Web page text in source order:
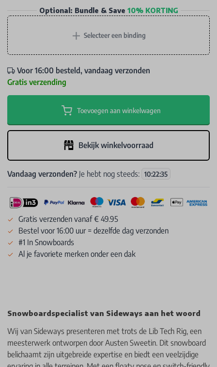
Optional: Bundle & Save 10% KORTING
+ Selecteer een binding
Voor 16:00 besteld, vandaag verzonden
Gratis verzending
Toevoegen aan winkelwagen
Bekijk winkelvoorraad
Vandaag verzonden? Je hebt nog steeds: 10:22:35
Gratis verzenden vanaf € 49.95
Bestel voor 16:00 uur = dezelfde dag verzonden
#1 In Snowboards
Al je favoriete merken onder een dak
Snowboardspecialist van Sideways aan het woord
Wij van Sideways presenteren met trots de Lib Tech Rig, een
meesterwerk ontworpen door Austen Sweetin. Dit snowboard
belichaamt zijn uitgebreide expertise en biedt een veelzijdige